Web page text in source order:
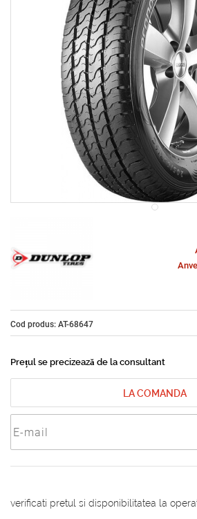
Cod produs: AT-68647
Prețul se precizează de la consultant
LA COMANDA
verificati pretul si disponibilitatea la